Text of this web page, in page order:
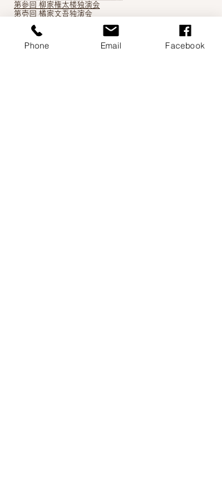
第参回 柳家権太楼独演会
第壱回 橘家文吾独演会
根多帖 3
Phone Email Facebook